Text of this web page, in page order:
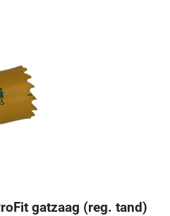
gatzaag (reg. tand)